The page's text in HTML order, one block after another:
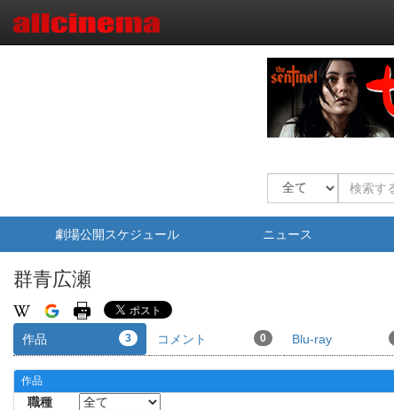
劇場公開スケジュール ニュース
群青広瀬
作品 3 コメント 0 Blu-ray
作品
職種